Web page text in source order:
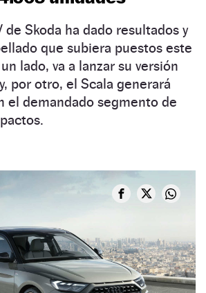
de Skoda ha dado resultados y
que subiera puestos este
lado, va a lanzar su versión
por otro, el Scala generará
el demandado segmento de